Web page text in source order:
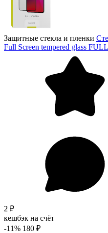
Защитные стекла и пленки
Full Screen tempered glass
2 ₽
кешбэк на счёт
-11% 180 ₽